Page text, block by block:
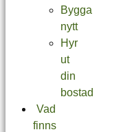
Bygga
nytt
Hyr
ut
din
bostad
Vad
finns